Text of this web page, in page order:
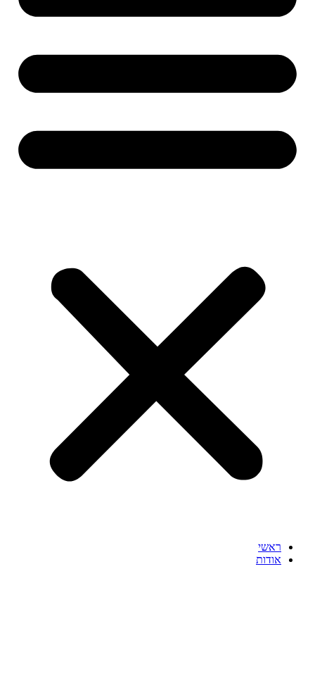
ראשי
אודות